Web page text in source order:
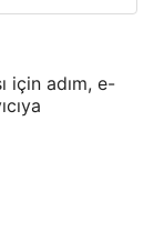
için adım, e-